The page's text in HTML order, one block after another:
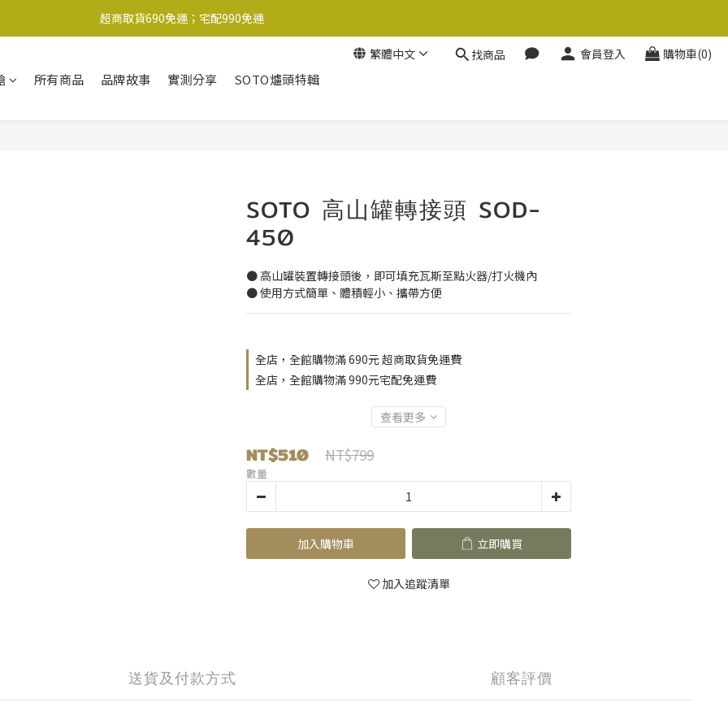
超商取貨690免運；宅配990免運
1-2工作天內出貨
繁體中文 找商品 會員登入 購物車(0)
所有商品 品牌故事 實測分享 SOTO爐頭特輯
SOTO 高山罐轉接頭 SOD-
450
● 高山罐裝置轉接頭後，即可填充瓦斯至點火器/打火機內
● 使用方式簡單、體積輕小、攜帶方便
全店，全館購物滿 690元 超商取貨免運費
全店，全館購物滿 990元宅配免運費
查看更多
NT$510 NT$799
數量
加入購物車 立即購買
加入追蹤清單
送貨及付款方式 顧客評價